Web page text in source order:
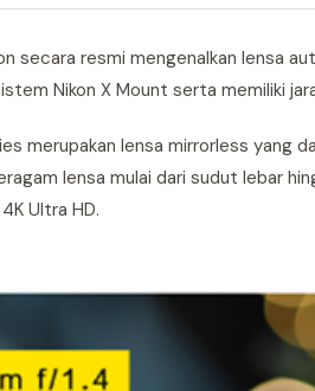
secara resmi mengenalkan lensa
Nikon X Mount serta memiliki
merupakan lensa mirrorless yang
lensa mulai dari sudut lebar
Ultra HD.